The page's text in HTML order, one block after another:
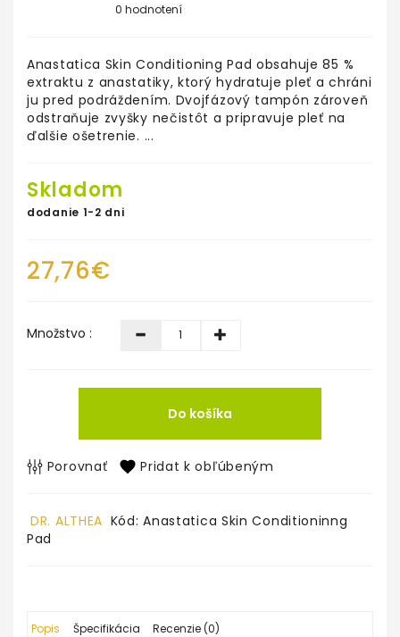
0 hodnotení
Anastatica Skin Conditioning Pad obsahuje 85 %
extraktu z anastatiky, ktorý hydratuje pleť a chráni
ju pred podráždením. Dvojfázový tampón zároveň
odstraňuje zvyšky nečistôt a pripravuje pleť na
ďalšie ošetrenie. ...
Skladom
dodanie 1-2 dni
27,76€
Množstvo :
Do košíka
Porovnať Pridat k obľúbeným
DR. ALTHEA Kód: Anastatica Skin Conditioninng
Pad
Popis Špecifikácia Recenzie (0)